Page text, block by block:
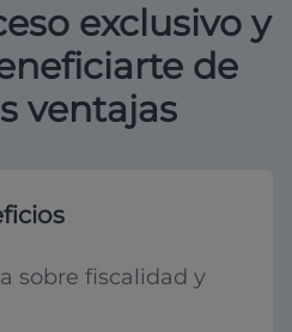
exclusivo y
de
ventajas
sobre fiscalidad y